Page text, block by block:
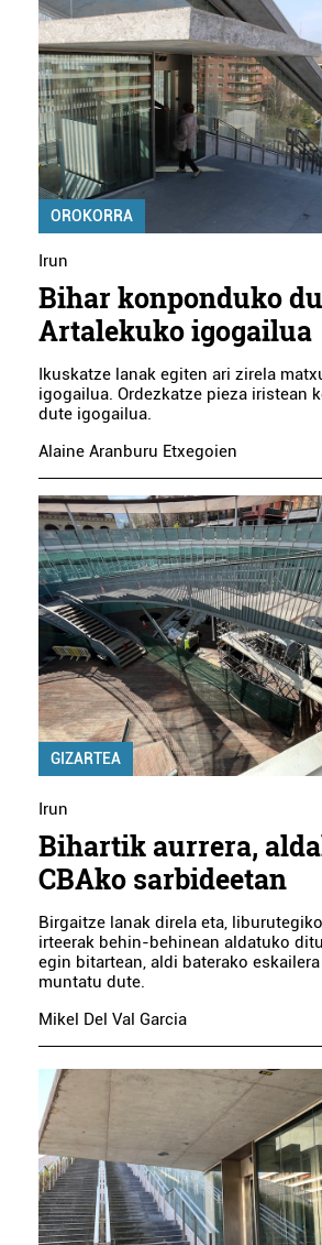
OROKORRA
Irun
Bihar konponduko
Artalekuko igogailua
Ikuskatze lanak egiten ari zirela
igogailua. Ordezkatze pieza iristean
dute igogailua.
Alaine Aranburu Etxegoien
GIZARTEA
Irun
Bihartik aurrera,
CBAko sarbideetan
Birgaitze lanak direla eta,
irteerak behin-behinean aldatuko
egin bitartean, aldi baterako
muntatu dute.
Mikel Del Val Garcia
Arropa